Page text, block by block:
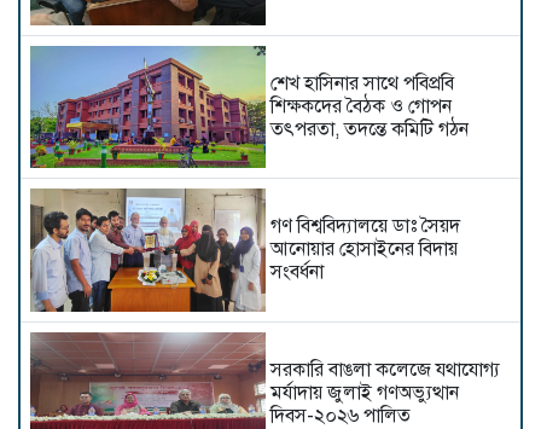
শেখ হাসিনার সাথে পবিপ্রবি
শিক্ষকদের বৈঠক ও গোপন
তৎপরতা, তদন্তে কমিটি গঠন
গণ বিশ্ববিদ্যালয়ে ডাঃ সৈয়দ
আনোয়ার হোসাইনের বিদায়
সংবর্ধনা
সরকারি বাঙলা কলেজে যথাযোগ্য
মর্যাদায় জুলাই গণঅভ্যুত্থান
দিবস-২০২৬ পালিত